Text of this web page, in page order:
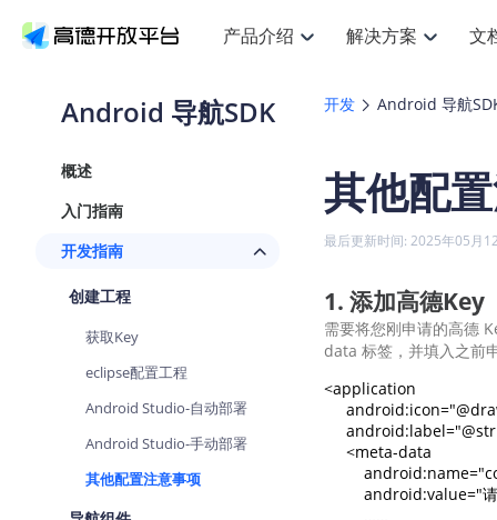
产品介绍
产品介绍
查看全部文档
搜索定位
位置、周边、行政区、ID等查询接口
JS Android iOS
基于LBS的定位服务
iOS
地理/逆地理编码
Android iOS
地理围栏
虚拟空间围栏服务
导航
轻松
提供
API
猎
货
智
解决方案
解决方案 提供LBS领域的Agent解决方案
提供智能守护与运动出行解决方案
智能眼镜实时导航及智慧出行解决方案
面向开发者提供全球范围内LBS服务
合规精确的两轮车场景导航
提供手机银行APP地图应用
文
文档与支持
服务支持
查看全部文档
Web高级服务API
JS
数据可视化
地铁图 JS
定价
产品定价
产品定价 产品
企业智图
Android定位
Android定位
JS API提供
7大类44种
商业授权相
Android 导航SDK
概述
入门指南
开发指南
创建工程
获取Key
eclipse配置工程
Android Studio-自动部署
Android Studio-手动部署
其他配置注意事项
开发 Android 导航
其他配
最后更新时间: 2025年05月
1. 添加高德Key
需要将您刚申请的高德
data 标签，并填入之前
<application
     <meta-data